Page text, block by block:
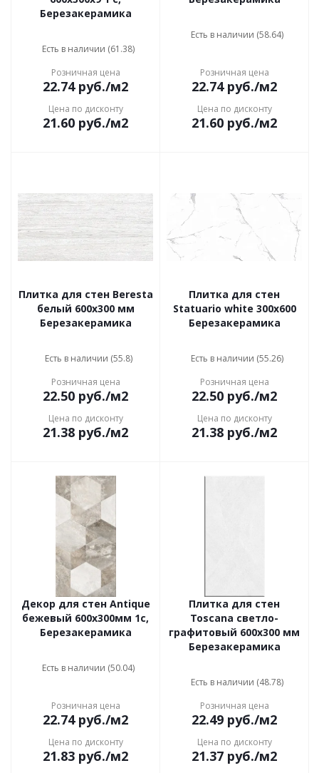
Березакерамика
Есть в наличии (61.38)
Розничная цена
22.74руб./м2
Цена по дисконту
21.60 руб./м2
Есть в наличии (58.64)
Розничная цена
22.74руб./м2
Цена по дисконту
21.60 руб./м2
Плитка для стен Beresta
белый 600x300 мм
Березакерамика
Есть в наличии (55.8)
Розничная цена
22.50 руб./м2
Цена по дисконту
21.38 руб./м2
Плитка для стен
Statuario white 300x600
Березакерамика
Есть в наличии (55.26)
Розничная цена
22.50 руб./м2
Цена по дисконту
21.38 руб./м2
Декор для стен Antique
бежевый 600x300мм 1с,
Березакерамика
Есть в наличии (50.04)
Розничная цена
22.74руб./м2
Цена по дисконту
21.83 руб./м2
Плитка для стен
Toscana светло-
графитовый 600x300 мм
Березакерамика
Есть в наличии (48.78)
Розничная цена
22.49 руб./м2
Цена по дисконту
21.37 руб./м2